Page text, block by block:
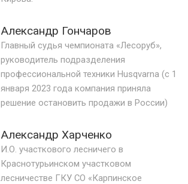
Александр Гончаров
Главный судья чемпионата «Лесоруб»,
руководитель подразделения
профессиональной техники Husqvarna (с 1
января 2023 года компания приняла
решение остановить продажи в России)
Александр Харченко
И.О. участкового лесничего в
Краснотурьинском участковом
лесничестве ГКУ СО «Карпинское